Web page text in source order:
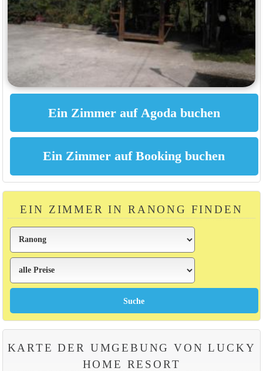
EIN ZIMMER IN RANONG FINDEN
KARTE DER UMGEBUNG VON LUCKY
HOME RESORT